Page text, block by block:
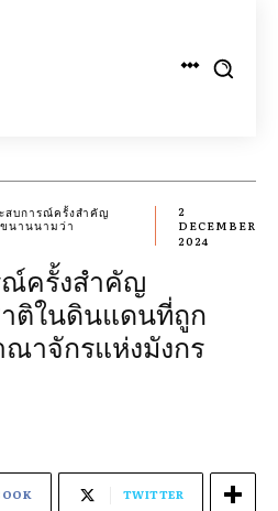
สบการณ์ครั้งสำคัญ
นานนามว่า
2
DECEMBER
2024
ณ์ครั้งสำคัญ
ติในดินแดนที่ถูก
าจักรแห่งมังกร
TWITTER